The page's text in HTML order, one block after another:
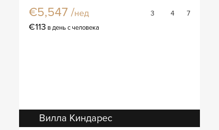
€5,547 /нед 3 4 7
€113 в день с человека
Вилла Киндарес